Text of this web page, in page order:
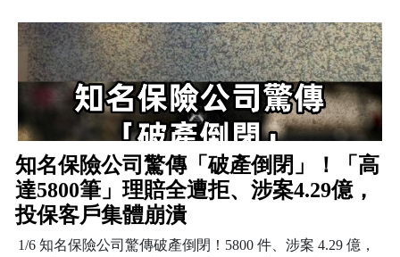
知名保險公司驚傳「破產倒閉」！「高
達5800筆」理賠全遭拒、涉案4.29億，
投保客戶集體崩潰
1/6 知名保險公司驚傳破產倒閉！5800 件、涉案 4.29 億，